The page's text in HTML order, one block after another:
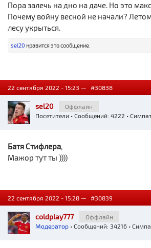
Пора залечь на дно на даче. Но это
Почему войну весной не начали?
лесу укрыться.
sel20 нравится это сообщение.
22 сентября 2022 - 15:23 — #30838
sel20
Оффлайн
Посетители • Сообщений: 4222 •
Батя Стифлера,
Мажор тут ты ))))
22 сентября 2022 - 15:28 — #30839
coldplay777
Оффлайн
Модератор • Сообщений: 34216 •